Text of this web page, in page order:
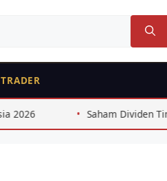
TRADER
Saham Dividen Tinggi Indonesia: